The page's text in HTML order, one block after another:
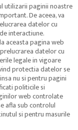
utilizarii paginii noastre
De aceea, va
datelor cu
interactiune.
aceasta pagina web
datelor cu
legale in vigoare
protectia datelor se
nu si pentru pagini
politicile si
web controlate
afla sub controlul
si pentru masurile